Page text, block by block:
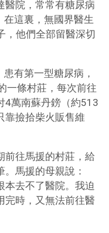
醫院，常常有糖尿病
在這裏，無國界醫生
，他們全部留醫深切
有第一型糖尿病，
一條村莊，每次前往
4萬南蘇丹鎊（約513
靠撿拾柴火販售維
前往馬援的村莊，給
馬援的母親說：
本去不了醫院。我迫
完時，又無法前往醫